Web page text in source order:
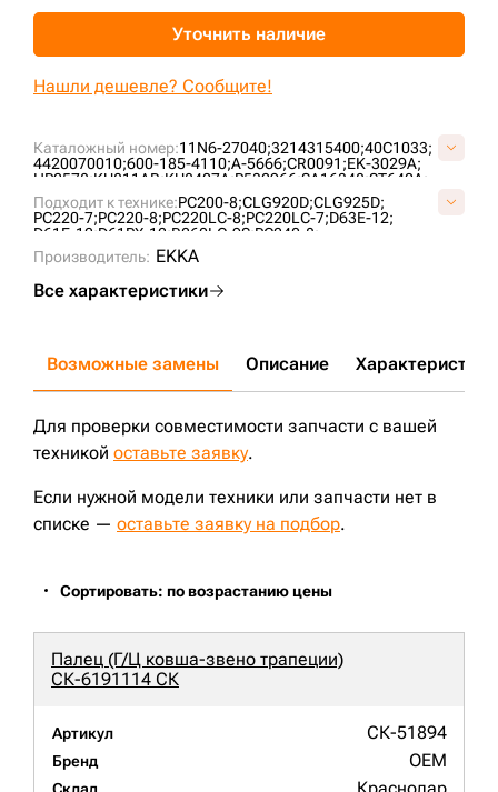
Каталожный номер:11N6-27040;3214315400;40C1033;
4420070010;600-185-4110;A-5666;CR0091;EK-3029A;
HP2578;KU811AB;KU8407A;P532966;SA16348;ST640A;
Подходит к технике:PC200-8;CLG920D;CLG925D;
PC220-7;PC220-8;PC220LC-8;PC220LC-7;D63E-12;
D61E-12;D61PX-12;R260LC-9S;PC240-8;
Производитель: EKKA
Все характеристики
Уточнить наличие
Нашли дешевле? Сообщите!
Возможные замены Описание Характеристики
Для проверки совместимости запчасти с вашей
техникой оставьте заявку.
Если нужной модели техники или запчасти нет в
списке — оставьте заявку на подбор.
Сортировать: по возрастанию цены
Палец (Г/Ц ковша-звено трапеции)
СК-6191114 СК
Артикул СК-51894
Бренд OEM